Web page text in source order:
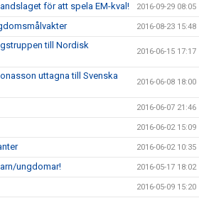
för att spela EM-kval! 2016-09-29 08:05
2016-08-23 15:48
till Nordisk
2016-06-15 17:17
uttagna till Svenska
2016-06-08 18:00
2016-06-07 21:46
2016-06-02 15:09
2016-06-02 10:35
ungdomar! 2016-05-17 18:02
2016-05-09 15:20